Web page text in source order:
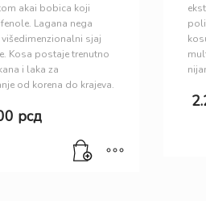
akai bobica koji
Lagana nega
sjaj
Kosa postaje trenutno
i laka za
od korena do krajeva.
рсд